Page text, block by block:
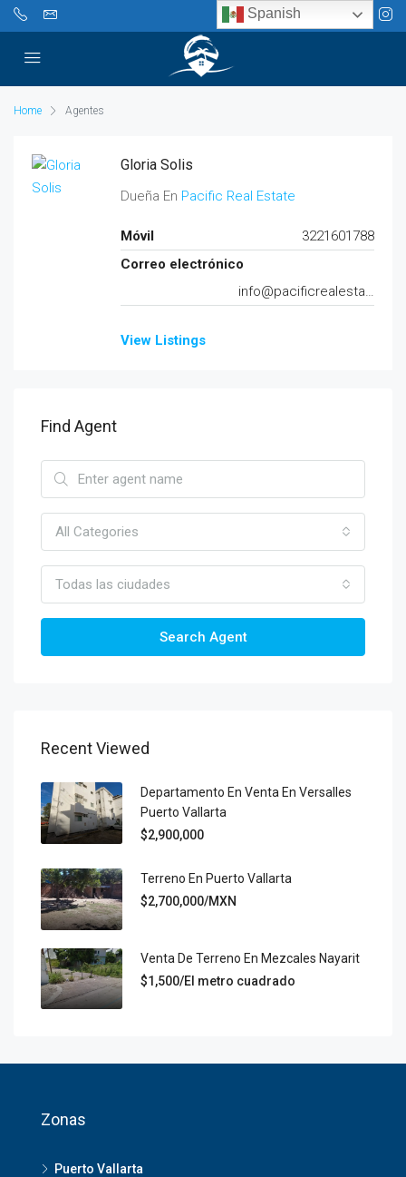
Home Agentes
Gloria Solis
Dueña En Pacific Real Estate
Móvil
3221601788
Correo electrónico
info@pacificrealestate.mx
View Listings
Find Agent
All Categories
Todas las ciudades
Search Agent
Recent Viewed
Departamento En Venta En Versalles
Puerto Vallarta
$2,900,000
Terreno En Puerto Vallarta
$2,700,000/MXN
Venta De Terreno En Mezcales Nayarit
$1,500/El metro cuadrado
Zonas
Puerto Vallarta
Spanish